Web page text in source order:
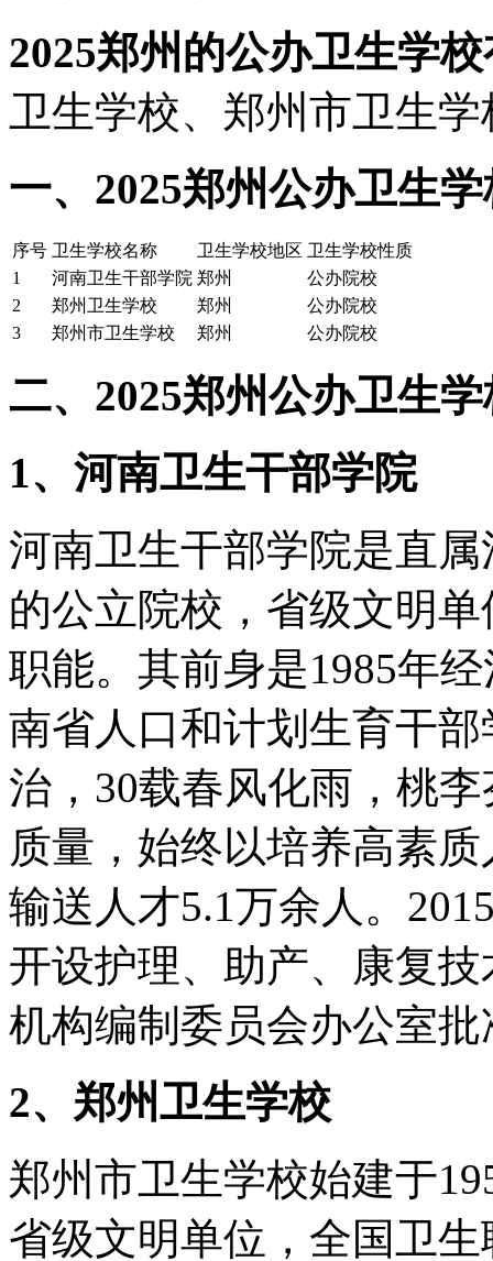
2025郑州的公办卫生学
卫生学校、郑州市卫生
一、2025郑州公办卫生
序号 卫生学校名称 卫生学校地区 卫生学校性质
1
河南卫生干部学院 郑州
公办院校
2
郑州卫生学校 郑州
公办院校
3
郑州市卫生学校 郑州 公办院校
二、2025郑州公办卫生
1、河南卫生干部学院
河南卫生干部学院是直
的公立院校，省级文明
职能。其前身是1985年
南省人口和计划生育干
治，30载春风化雨，桃
质量，始终以培养高素
输送人才5.1万余人。
开设护理、助产、康复
机构编制委员会办公室
2、郑州卫生学校
郑州市卫生学校始建于
省级文明单位，全国卫